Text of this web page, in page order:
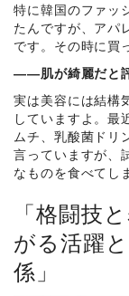
特に韓国のファッ
たんですが、アパ
です。その時に買
――肌が綺麗だと
実は美容には結構
していますよ。最
ムチ、乳酸菌ドリ
言っていますが、
なものを食べてし
「格闘技
がる活躍
係」